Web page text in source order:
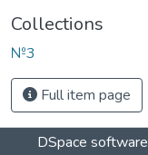
Collections
№3
Full item page
DSpace software